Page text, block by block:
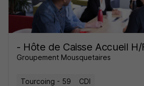
- Hôte de Caisse Accueil H/
Groupement Mousquetaires
Tourcoing - 59 CDI